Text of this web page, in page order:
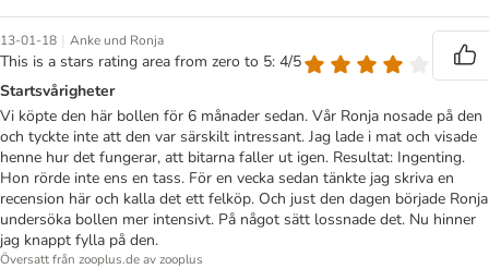
13-01-18 | Anke und Ronja
This is a stars rating area from zero to 5: 4/5
Startsvårigheter
Vi köpte den här bollen för 6 månader sedan. Vår Ronja nosade på den
och tyckte inte att den var särskilt intressant. Jag lade i mat och visade
henne hur det fungerar, att bitarna faller ut igen. Resultat: Ingenting.
Hon rörde inte ens en tass. För en vecka sedan tänkte jag skriva en
recension här och kalla det ett felköp. Och just den dagen började Ronja
undersöka bollen mer intensivt. På något sätt lossnade det. Nu hinner
jag knappt fylla på den.
Översatt från zooplus.de av zooplus